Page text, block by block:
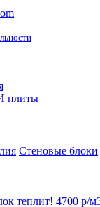
плиты
Стеновые блоки